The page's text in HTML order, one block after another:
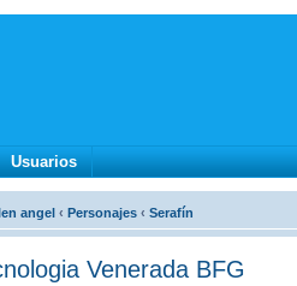
Usuarios
angel ‹ Personajes ‹ Serafín
Venerada BFG